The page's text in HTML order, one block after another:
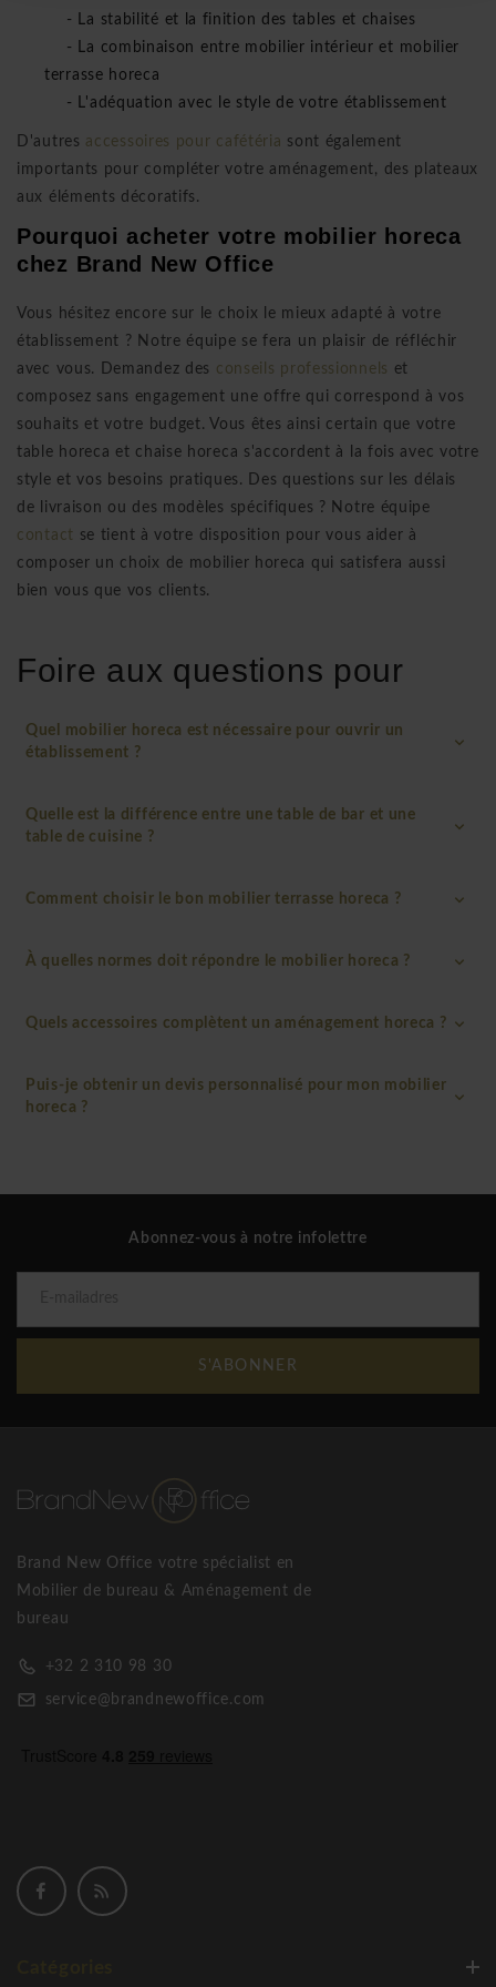
- La stabilité et la finition des tables et chaises
- La combinaison entre mobilier intérieur et mobilier
terrasse horeca
- L'adéquation avec le style de votre établissement
D'autres accessoires pour cafétéria sont également
importants pour compléter votre aménagement, des plateaux
aux éléments décoratifs.
Pourquoi acheter votre mobilier horeca
chez Brand New Office
Vous hésitez encore sur le choix le mieux adapté à votre
établissement ? Notre équipe se fera un plaisir de réfléchir
avec vous. Demandez des conseils professionnels et
composez sans engagement une offre qui correspond à vos
souhaits et votre budget. Vous êtes ainsi certain que votre
table horeca et chaise horeca s'accordent à la fois avec votre
style et vos besoins pratiques. Des questions sur les délais
de livraison ou des modèles spécifiques ? Notre équipe
contact se tient à votre disposition pour vous aider à
composer un choix de mobilier horeca qui satisfera aussi
bien vous que vos clients.
Foire aux questions pour
Quel mobilier horeca est nécessaire pour ouvrir un
établissement ?
Quelle est la différence entre une table de bar et une
table de cuisine ?
Comment choisir le bon mobilier terrasse horeca ?
À quelles normes doit répondre le mobilier horeca ?
Quels accessoires complètent un aménagement horeca ?
Puis-je obtenir un devis personnalisé pour mon mobilier
horeca ?
Abonnez-vous à notre infolettre
S'ABONNER
Brand New Office votre spécialist en
Mobilier de bureau & Aménagement de
bureau
+32 2 310 98 30
service@brandnewoffice.com